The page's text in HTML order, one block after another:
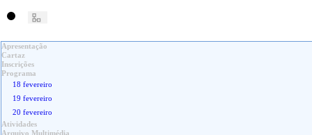
Apresentação
Cartaz
Inscrições
Programa
18 fevereiro
19 fevereiro
20 fevereiro
Atividades
Arquivo Multimédia